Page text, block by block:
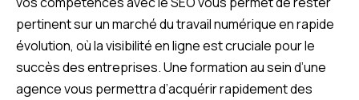
pertinent sur un marché du travail numérique en rapide
évolution, où la visibilité en ligne est cruciale pour le
succès des entreprises. Une formation au sein d’une
agence vous permettra d’acquérir rapidement des